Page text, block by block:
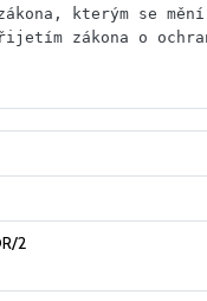
kterým se
zákona o
2